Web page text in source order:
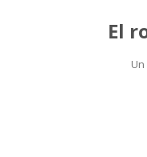
El
Un